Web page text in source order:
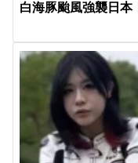
白海豚颱風強襲日本